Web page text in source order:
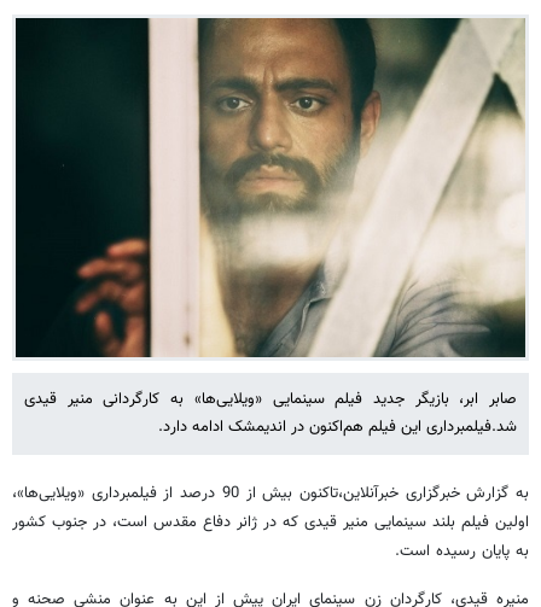
صابر ابر، بازیگر جدید فیلم سینمایی «ویلایی‌ها» به کارگردانی منیر قیدی
شد.فیلمبرداری این فیلم هم‌اکنون در اندیمشک ادامه دارد.
به گزارش خبرگزاری خبرآنلاین،تاکنون بیش از 90 درصد از فیلمبرداری «ویلایی‌ها»،
اولین فیلم بلند سینمایی منیر قیدی که در ژانر دفاع مقدس است، در جنوب کشور
به پایان رسیده است.
منیره قیدی، کارگردان زن سینمای ایران پیش از این به عنوان منشی صحنه و